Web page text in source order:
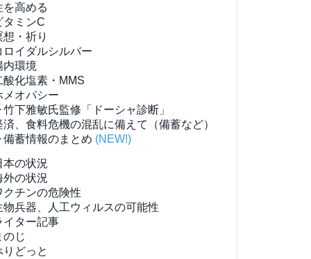
を高める
タミンC
想・祈り
ロイダルシルバー
内環境
酸化塩素・MMS
メオパシー
下雅敏氏監修「ドーシャ診断」
済、食料危機の混乱に備えて（備蓄など）
蓄情報のまとめ (NEW!)
本の状況
外の状況
クチンの危険性
物兵器、人工ウィルスの可能性
イター記事
のじ
りどっと